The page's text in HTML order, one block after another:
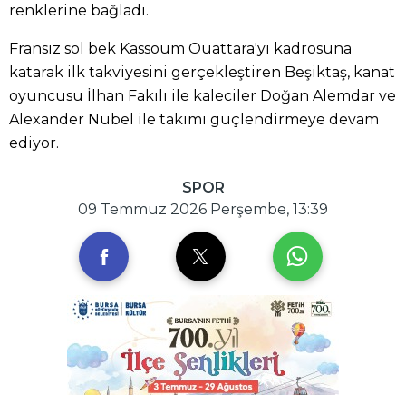
renklerine bağladı.
Fransız sol bek Kassoum Ouattara'yı kadrosuna
katarak ilk takviyesini gerçekleştiren Beşiktaş, kanat
oyuncusu İlhan Fakılı ile kaleciler Doğan Alemdar ve
Alexander Nübel ile takımı güçlendirmeye devam
ediyor.
SPOR
09 Temmuz 2026 Perşembe, 13:39